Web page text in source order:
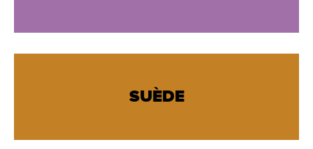
SUÈDE